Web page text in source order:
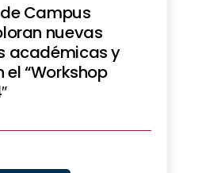
Campus
nuevas
académicas y
“Workshop